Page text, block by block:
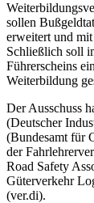
sollen
erweitert und
Schließlich soll
Führerscheins
Weiterbildung
Der Ausschuss
(Deutscher
(Bundesamt für
der
Road Safety
Güterverkehr
(ver.di).